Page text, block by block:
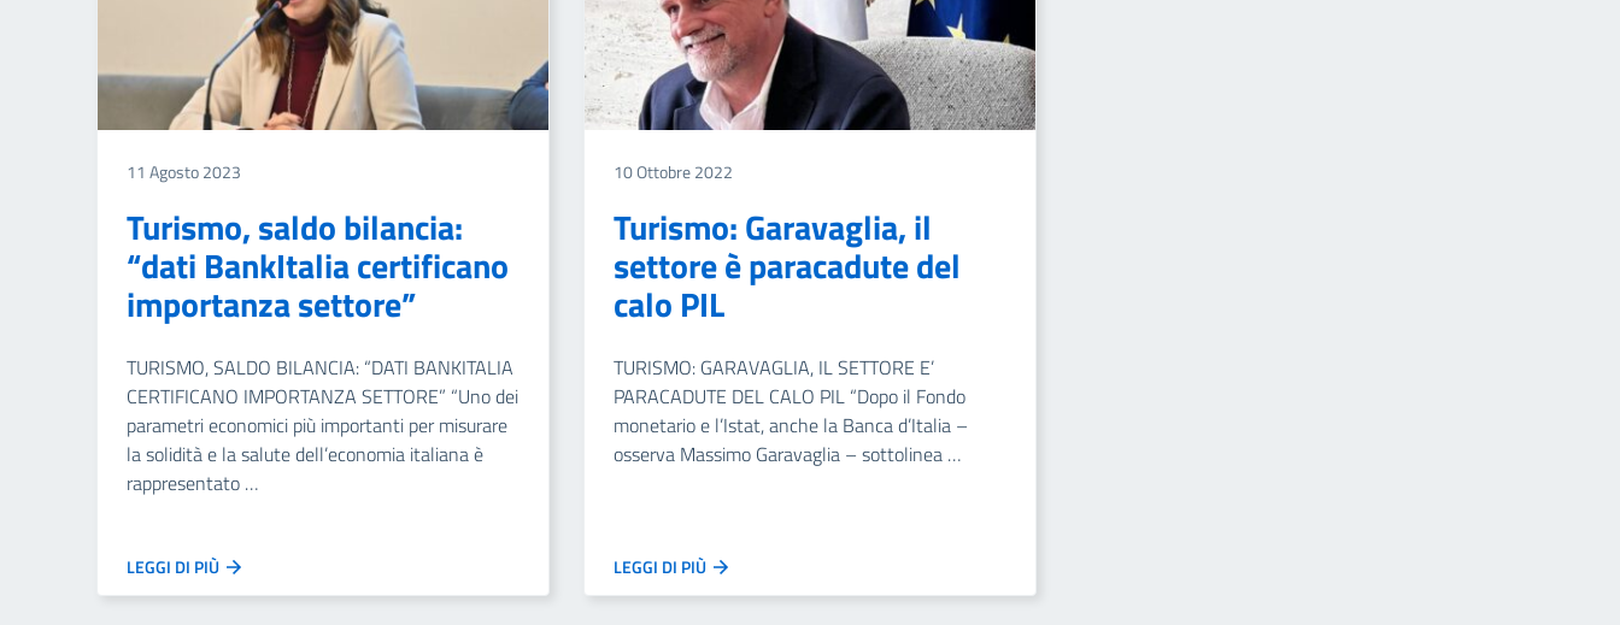
11 Agosto 2023
Turismo, saldo bilancia:
“dati BankItalia certificano
importanza settore”
TURISMO, SALDO BILANCIA: “DATI BANKITALIA
CERTIFICANO IMPORTANZA SETTORE” “Uno dei
parametri economici più importanti per misurare
la solidità e la salute dell’economia italiana è
rappresentato …
LEGGI DI PIÙ
10 Ottobre 2022
Turismo: Garavaglia, il
settore è paracadute del
calo PIL
TURISMO: GARAVAGLIA, IL SETTORE E’
PARACADUTE DEL CALO PIL “Dopo il Fondo
monetario e l’Istat, anche la Banca d’Italia –
osserva Massimo Garavaglia – sottolinea …
LEGGI DI PIÙ